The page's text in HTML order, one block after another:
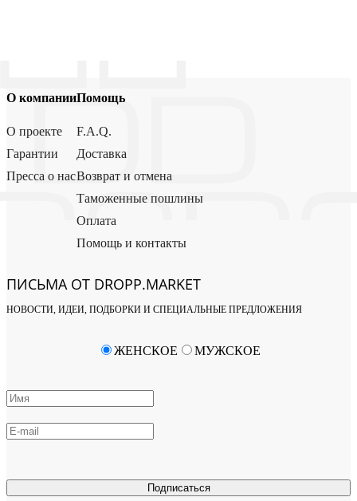
О компании
О проекте
Гарантии
Пресса о нас
Помощь
F.A.Q.
Доставка
Возврат и отмена
Таможенные пошлины
Оплата
Помощь и контакты
ПИСЬМА ОТ DROPP.MARKET
НОВОСТИ, ИДЕИ, ПОДБОРКИ И СПЕЦИАЛЬНЫЕ ПРЕДЛОЖЕНИЯ
Подписаться
ЖЕНСКОЕ МУЖСКОЕ